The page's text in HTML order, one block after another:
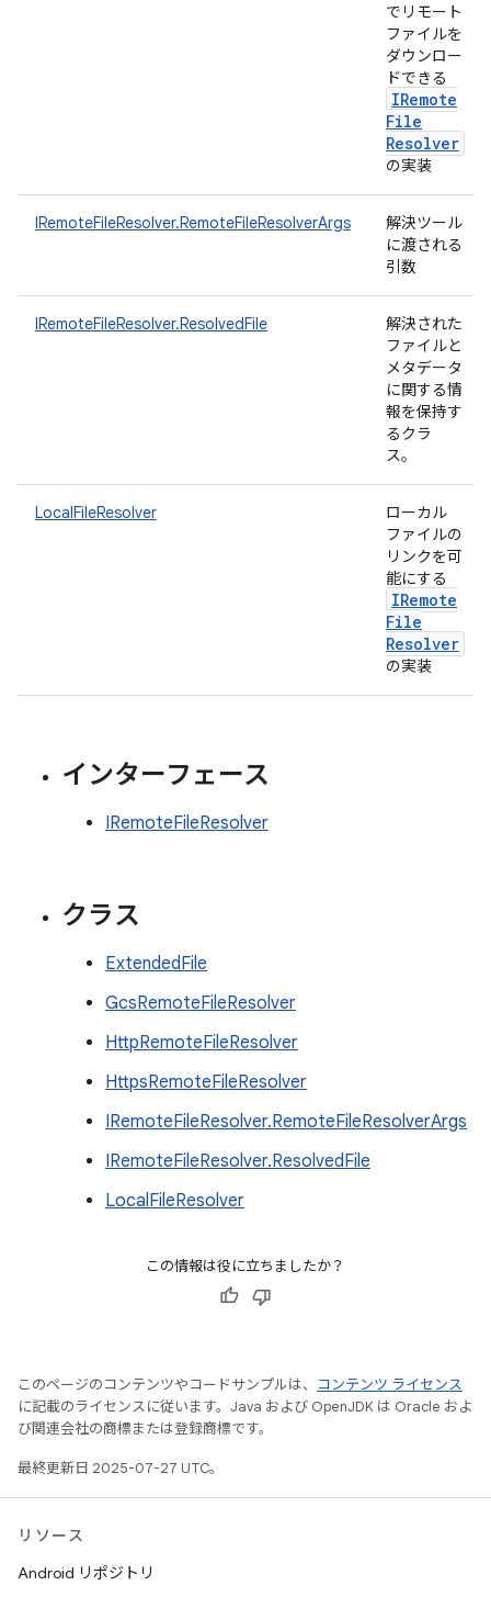
でリモート
ファイルを
ダウンロー
ドできる
IRemote
File
Resolver
の実装
IRemoteFileResolver.RemoteFileResolverArgs
解決ツール
に渡される
引数
IRemoteFileResolver.ResolvedFile
解決された
ファイルと
メタデータ
に関する情
報を保持す
るクラ
ス。
LocalFileResolver
ローカル
ファイルの
リンクを可
能にする
IRemote
File
Resolver
の実装
インターフェース
IRemoteFileResolver
クラス
ExtendedFile
GcsRemoteFileResolver
HttpRemoteFileResolver
HttpsRemoteFileResolver
IRemoteFileResolver.RemoteFileResolverArgs
IRemoteFileResolver.ResolvedFile
LocalFileResolver
この情報は役に立ちましたか？
このページのコンテンツやコードサンプルは、
コンテンツ ライセンス
に記載のライセンスに従います。Java および OpenJDK は Oracle およ
び関連会社の商標または登録商標です。
最終更新日 2025-07-27 UTC。
リソース
Android リポジトリ